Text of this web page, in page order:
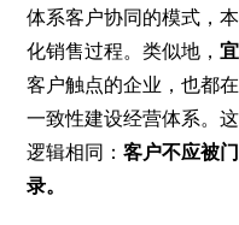
体系客户协同的模式，
化销售过程。类似地，
客户触点的企业，也都
一致性建设经营体系。
逻辑相同：客户不应被
录。